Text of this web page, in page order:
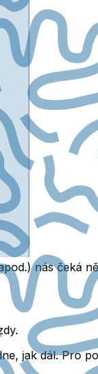
nás čeká
jak dál. Pro